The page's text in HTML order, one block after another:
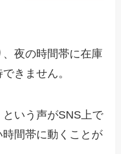
夜の時間帯に在庫
きません。
いう声がSNS上で
間帯に動くことが